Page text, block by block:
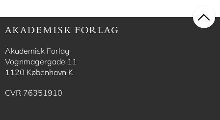
Akademisk Forlag
Vognmagergade 11
1120 København K
CVR 76351910